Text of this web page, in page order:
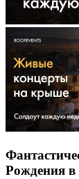
Рождения